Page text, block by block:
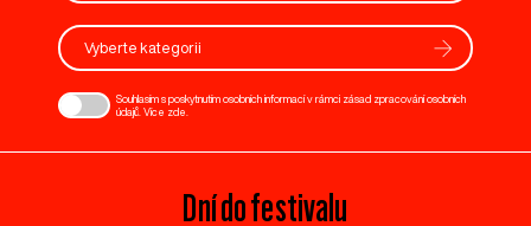
Vyberte kategorii
Souhlasím s poskytnutím osobních informací v rámci zásad zpracování osobních
údajů. Více zde
Dní do festivalu